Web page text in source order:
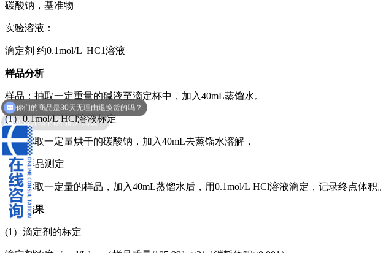
碳酸钠，基准物
实验溶液：
滴定剂 约0.1mol/L HC1溶液
样品分析
样品：抽取一定重量的碱液至滴定杯中，加入40mL蒸馏水。
(1）0.1mol/L HCl溶液标定
准确称取一定量烘干的碳酸钠，加入40mL去蒸馏水溶解，
(2）样品测定
准确称取一定量的样品，加入40mL蒸馏水后，用0.1mol/L HCl溶液滴定，记录终点体积。
分析结果
(1）滴定剂的标定
可以介绍下你们的产品么？
你们的商品是30天无理由退换货的吗？